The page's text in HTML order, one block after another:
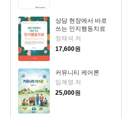
상담 현장에서 바로
쓰는 인지행동치료
정재석 저
17,600원
커뮤니티 케어론
임계영 저
25,000원